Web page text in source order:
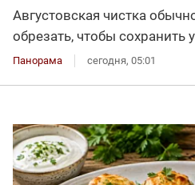
Августовская чистка
обрезать, чтобы сохранить
Панорама сегодня, 05:01